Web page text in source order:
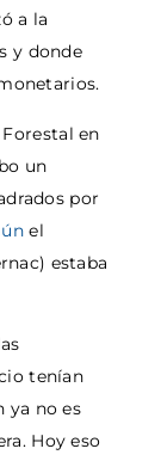
a la
y donde
en
un
por
el
estaba
tenían
ya no es
Hoy eso